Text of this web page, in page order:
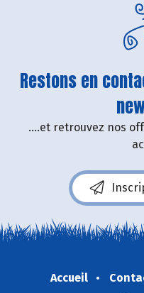
Restons en
....et retrouvez nos
Accueil